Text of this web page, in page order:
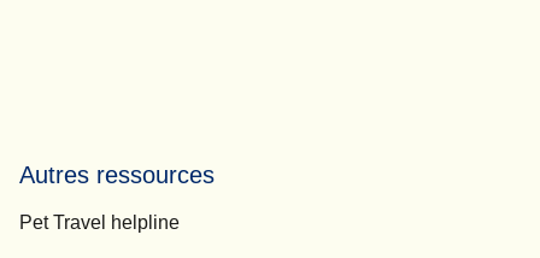
Autres ressources
Pet Travel helpline